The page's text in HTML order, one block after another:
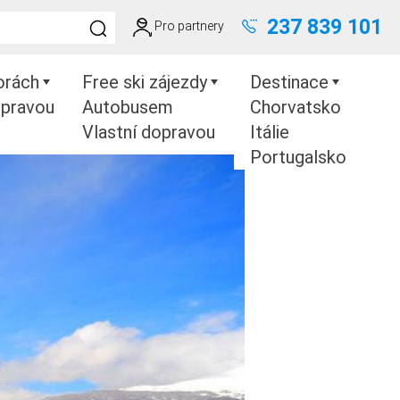
Pro partnery 237 839 101
Free ski zájezdy
Autobusem
Vlastní dopravou
Destinace
Chorvatsko
Itálie
Portugalsko